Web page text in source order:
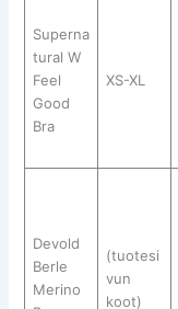
Superna
tural W
Feel
Good
Bra
XS-XL
Devold
Berle
Merino
(tuotesi
vun
koot)